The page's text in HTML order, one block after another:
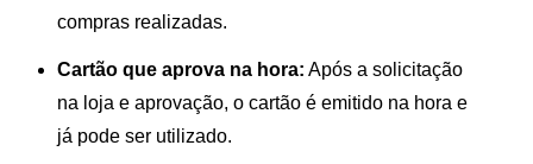
compras realizadas.
Cartão que aprova na hora: Após a solicitação
na loja e aprovação, o cartão é emitido na hora e
já pode ser utilizado.